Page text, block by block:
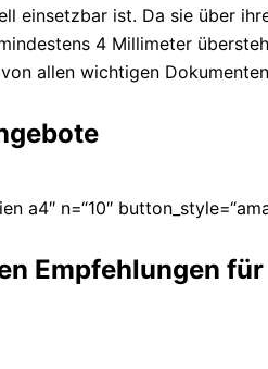
einsetzbar ist. Da sie über
4 Millimeter
allen wichtigen
a4″ n=“10″
Empfehlungen